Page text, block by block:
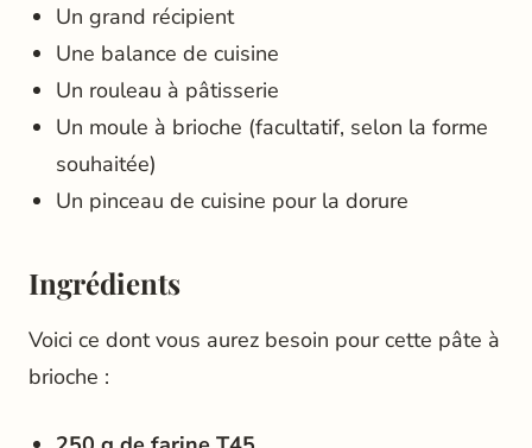
Un grand récipient
Une balance de cuisine
Un rouleau à pâtisserie
Un moule à brioche (facultatif, selon la forme
souhaitée)
Un pinceau de cuisine pour la dorure
Ingrédients
Voici ce dont vous aurez besoin pour cette pâte à
brioche :